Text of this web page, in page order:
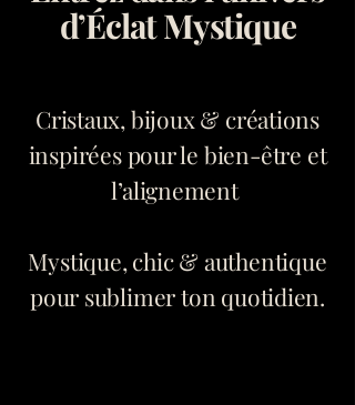
d’Éclat Mystique
Cristaux, bijoux & créations
inspirées pour le bien-être et
l’alignement
Mystique, chic & authentique
pour sublimer ton quotidien.